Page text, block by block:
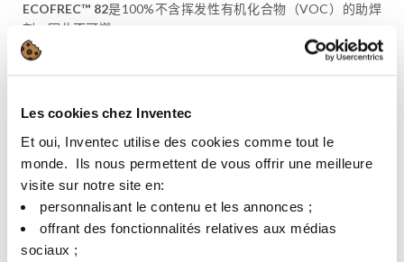
Les cookies chez Inventec
Et oui, Inventec utilise des cookies comme tout le
monde. ​ Ils nous permettent de vous offrir une meilleure
visite sur notre site en:​
personnalisant le contenu et les annonces ;​
offrant des fonctionnalités relatives aux médias
sociaux ; ​
ECOFREC™ 82是100%不含挥发性有机化合物（VOC）的助焊
剂，因此不可燃。
产品特性
规格参数
外观 无色液体
固体含量 (%)
酸值 (mg KOH/g) 31.5 – 34.5
20°C 时密度 (g/cm³)